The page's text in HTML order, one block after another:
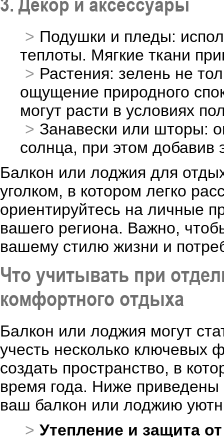
Подушки и пледы:
теплоты. Мягкие ткани
Растения: зелень не
ощущение природного
могут расти в условиях
Занавески или шторы:
солнца, при этом добавив
Балкон или лоджия для
уголком, в котором легко
ориентируйтесь на личные
вашего региона. Важно,
вашему стилю жизни и
Что учитывать при
комфортного отдыха
Балкон или лоджия могут
учесть несколько ключевых
создать пространство, в
время года. Ниже приведены
ваш балкон или лоджию
Утепление и защита